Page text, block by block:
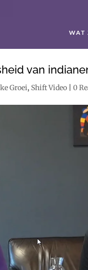
WAT
van
Groei, Shift Video 0